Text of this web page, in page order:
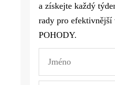
a získejte každý
rady pro
POHODY.